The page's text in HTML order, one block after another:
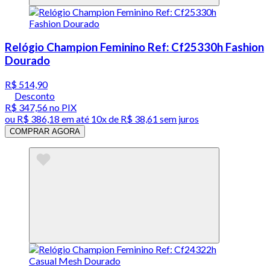
Relógio Champion Feminino Ref: Cf25330h Fashion
Dourado
R$ 514,90
Desconto
R$ 347,56no PIX
ou R$ 386,18 em até 10x de R$ 38,61 sem juros
COMPRAR AGORA